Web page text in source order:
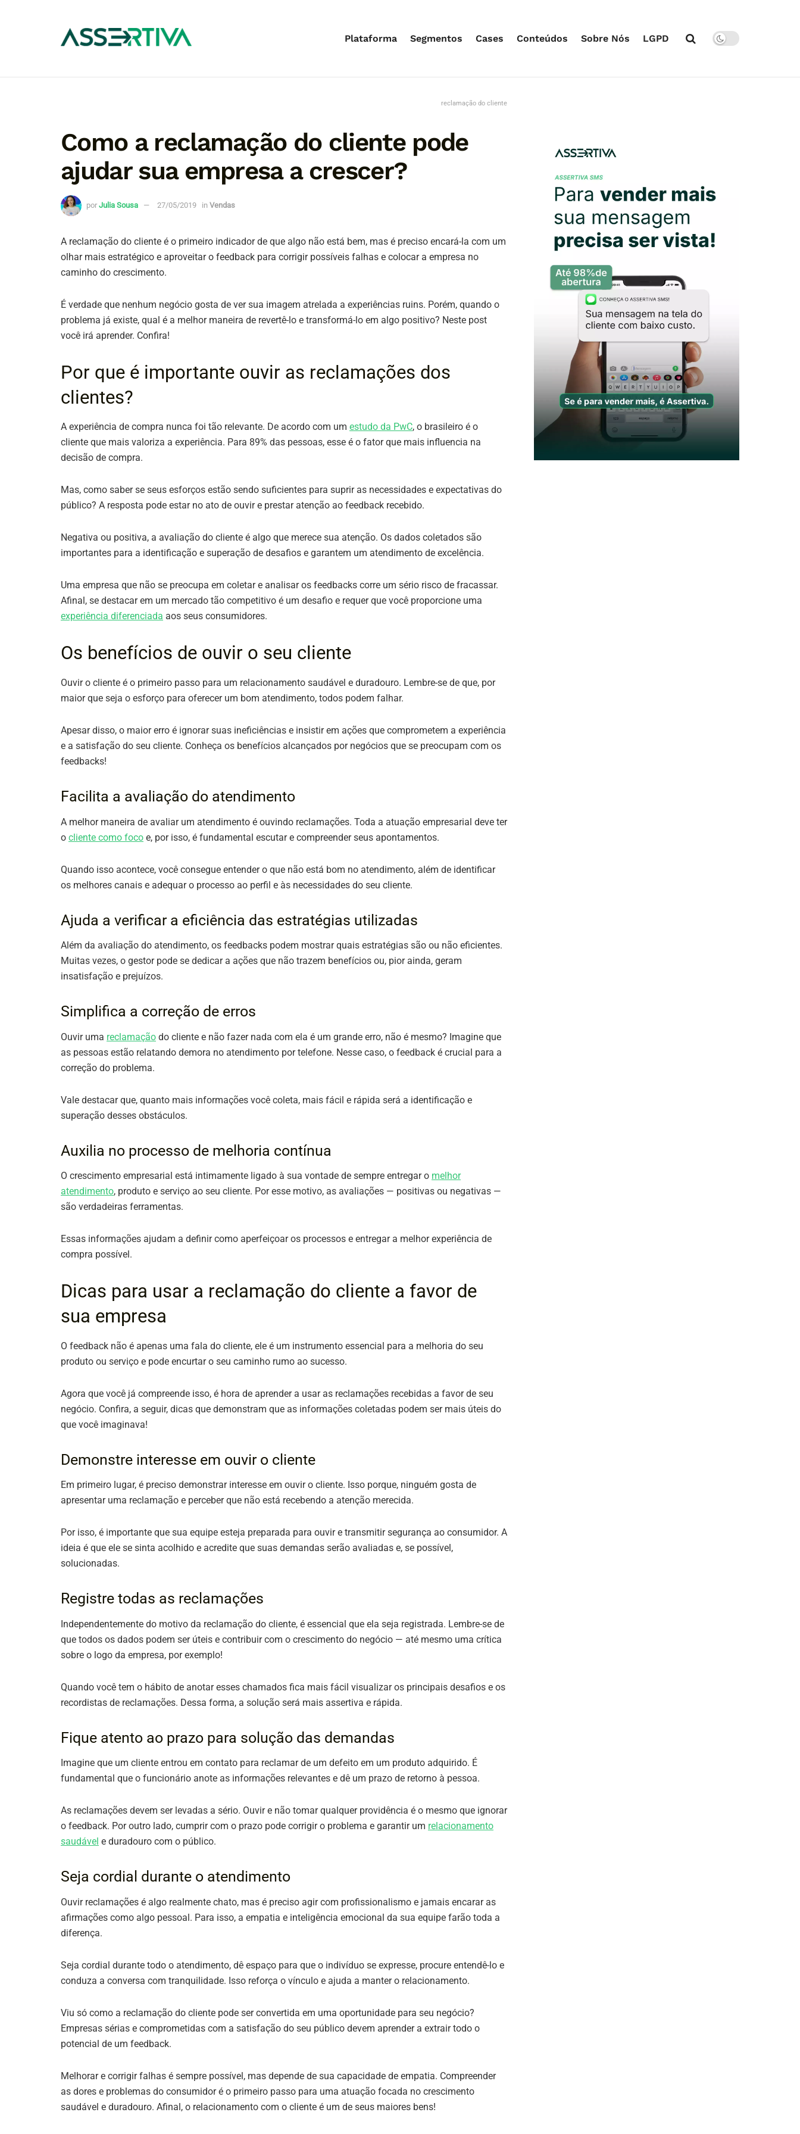
Plataforma Segmentos Cases Conteúdos Sobre Nós LGPD
reclamação do cliente
Como a reclamação do cliente pode
ajudar sua empresa a crescer?
por Julia Sousa 27/05/2019 in Vendas
A reclamação do cliente é o primeiro indicador de que algo não está bem, mas é preciso encará-la com um
olhar mais estratégico e aproveitar o feedback para corrigir possíveis falhas e colocar a empresa no
caminho do crescimento.
É verdade que nenhum negócio gosta de ver sua imagem atrelada a experiências ruins. Porém, quando o
problema já existe, qual é a melhor maneira de revertê-lo e transformá-lo em algo positivo? Neste post
você irá aprender. Confira!
Por que é importante ouvir as reclamações dos
clientes?
A experiência de compra nunca foi tão relevante. De acordo com um estudo da PwC, o brasileiro é o
cliente que mais valoriza a experiência. Para 89% das pessoas, esse é o fator que mais influencia na
decisão de compra.
Mas, como saber se seus esforços estão sendo suficientes para suprir as necessidades e expectativas do
público? A resposta pode estar no ato de ouvir e prestar atenção ao feedback recebido.
Negativa ou positiva, a avaliação do cliente é algo que merece sua atenção. Os dados coletados são
importantes para a identificação e superação de desafios e garantem um atendimento de excelência.
Uma empresa que não se preocupa em coletar e analisar os feedbacks corre um sério risco de fracassar.
Afinal, se destacar em um mercado tão competitivo é um desafio e requer que você proporcione uma
experiência diferenciada aos seus consumidores.
Os benefícios de ouvir o seu cliente
Ouvir o cliente é o primeiro passo para um relacionamento saudável e duradouro. Lembre-se de que, por
maior que seja o esforço para oferecer um bom atendimento, todos podem falhar.
Apesar disso, o maior erro é ignorar suas ineficiências e insistir em ações que comprometem a experiência
e a satisfação do seu cliente. Conheça os benefícios alcançados por negócios que se preocupam com os
feedbacks!
Facilita a avaliação do atendimento
A melhor maneira de avaliar um atendimento é ouvindo reclamações. Toda a atuação empresarial deve ter
o cliente como foco e, por isso, é fundamental escutar e compreender seus apontamentos.
Quando isso acontece, você consegue entender o que não está bom no atendimento, além de identificar
os melhores canais e adequar o processo ao perfil e às necessidades do seu cliente.
Ajuda a verificar a eficiência das estratégias utilizadas
Além da avaliação do atendimento, os feedbacks podem mostrar quais estratégias são ou não eficientes.
Muitas vezes, o gestor pode se dedicar a ações que não trazem benefícios ou, pior ainda, geram
insatisfação e prejuízos.
Simplifica a correção de erros
Ouvir uma reclamação do cliente e não fazer nada com ela é um grande erro, não é mesmo? Imagine que
as pessoas estão relatando demora no atendimento por telefone. Nesse caso, o feedback é crucial para a
correção do problema.
Vale destacar que, quanto mais informações você coleta, mais fácil e rápida será a identificação e
superação desses obstáculos.
Auxilia no processo de melhoria contínua
O crescimento empresarial está intimamente ligado à sua vontade de sempre entregar o melhor
atendimento, produto e serviço ao seu cliente. Por esse motivo, as avaliações — positivas ou negativas —
são verdadeiras ferramentas.
Essas informações ajudam a definir como aperfeiçoar os processos e entregar a melhor experiência de
compra possível.
Dicas para usar a reclamação do cliente a favor de
sua empresa
O feedback não é apenas uma fala do cliente, ele é um instrumento essencial para a melhoria do seu
produto ou serviço e pode encurtar o seu caminho rumo ao sucesso.
Agora que você já compreende isso, é hora de aprender a usar as reclamações recebidas a favor de seu
negócio. Confira, a seguir, dicas que demonstram que as informações coletadas podem ser mais úteis do
que você imaginava!
Demonstre interesse em ouvir o cliente
Em primeiro lugar, é preciso demonstrar interesse em ouvir o cliente. Isso porque, ninguém gosta de
apresentar uma reclamação e perceber que não está recebendo a atenção merecida.
Por isso, é importante que sua equipe esteja preparada para ouvir e transmitir segurança ao consumidor. A
ideia é que ele se sinta acolhido e acredite que suas demandas serão avaliadas e, se possível,
solucionadas.
Registre todas as reclamações
Independentemente do motivo da reclamação do cliente, é essencial que ela seja registrada. Lembre-se de
que todos os dados podem ser úteis e contribuir com o crescimento do negócio — até mesmo uma crítica
sobre o logo da empresa, por exemplo!
Quando você tem o hábito de anotar esses chamados fica mais fácil visualizar os principais desafios e os
recordistas de reclamações. Dessa forma, a solução será mais assertiva e rápida.
Fique atento ao prazo para solução das demandas
Imagine que um cliente entrou em contato para reclamar de um defeito em um produto adquirido. É
fundamental que o funcionário anote as informações relevantes e dê um prazo de retorno à pessoa.
As reclamações devem ser levadas a sério. Ouvir e não tomar qualquer providência é o mesmo que ignorar
o feedback. Por outro lado, cumprir com o prazo pode corrigir o problema e garantir um relacionamento
saudável e duradouro com o público.
Seja cordial durante o atendimento
Ouvir reclamações é algo realmente chato, mas é preciso agir com profissionalismo e jamais encarar as
afirmações como algo pessoal. Para isso, a empatia e inteligência emocional da sua equipe farão toda a
diferença.
Seja cordial durante todo o atendimento, dê espaço para que o indivíduo se expresse, procure entendê-lo e
conduza a conversa com tranquilidade. Isso reforça o vínculo e ajuda a manter o relacionamento.
Viu só como a reclamação do cliente pode ser convertida em uma oportunidade para seu negócio?
Empresas sérias e comprometidas com a satisfação do seu público devem aprender a extrair todo o
potencial de um feedback.
Melhorar e corrigir falhas é sempre possível, mas depende de sua capacidade de empatia. Compreender
as dores e problemas do consumidor é o primeiro passo para uma atuação focada no crescimento
saudável e duradouro. Afinal, o relacionamento com o cliente é um de seus maiores bens!